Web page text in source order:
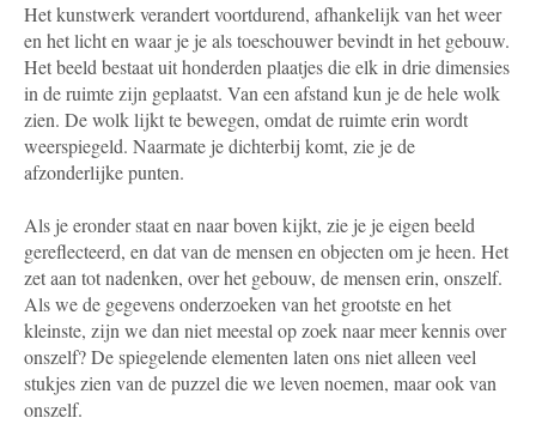
Het kunstwerk verandert voortdurend, afhankelijk van het weer
en het licht en waar je je als toeschouwer bevindt in het gebouw.
Het beeld bestaat uit honderden plaatjes die elk in drie dimensies
in de ruimte zijn geplaatst. Van een afstand kun je de hele wolk
zien. De wolk lijkt te bewegen, omdat de ruimte erin wordt
weerspiegeld. Naarmate je dichterbij komt, zie je de
afzonderlijke punten.
Als je eronder staat en naar boven kijkt, zie je je eigen beeld
gereflecteerd, en dat van de mensen en objecten om je heen. Het
zet aan tot nadenken, over het gebouw, de mensen erin, onszelf.
Als we de gegevens onderzoeken van het grootste en het
kleinste, zijn we dan niet meestal op zoek naar meer kennis over
onszelf? De spiegelende elementen laten ons niet alleen veel
stukjes zien van de puzzel die we leven noemen, maar ook van
onszelf.